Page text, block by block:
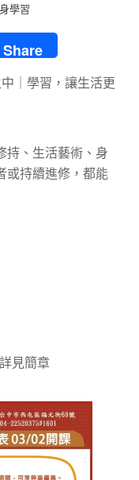
學習
Share
｜學習，讓生活更
持、生活藝術、身
或持續進修，都能
見簡章